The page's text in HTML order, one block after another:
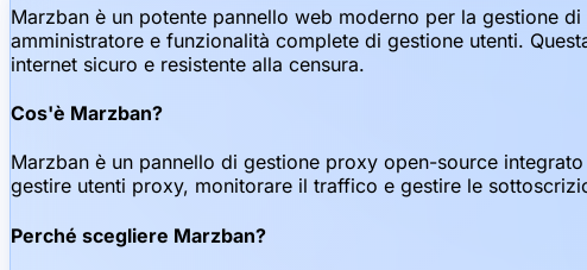
Marzban è un potente pannello web moderno per la gestione
amministratore e funzionalità complete di gestione utenti.
internet sicuro e resistente alla censura.
Cos'è Marzban?
Marzban è un pannello di gestione proxy open-source
gestire utenti proxy, monitorare il traffico e gestire le
Perché scegliere Marzban?